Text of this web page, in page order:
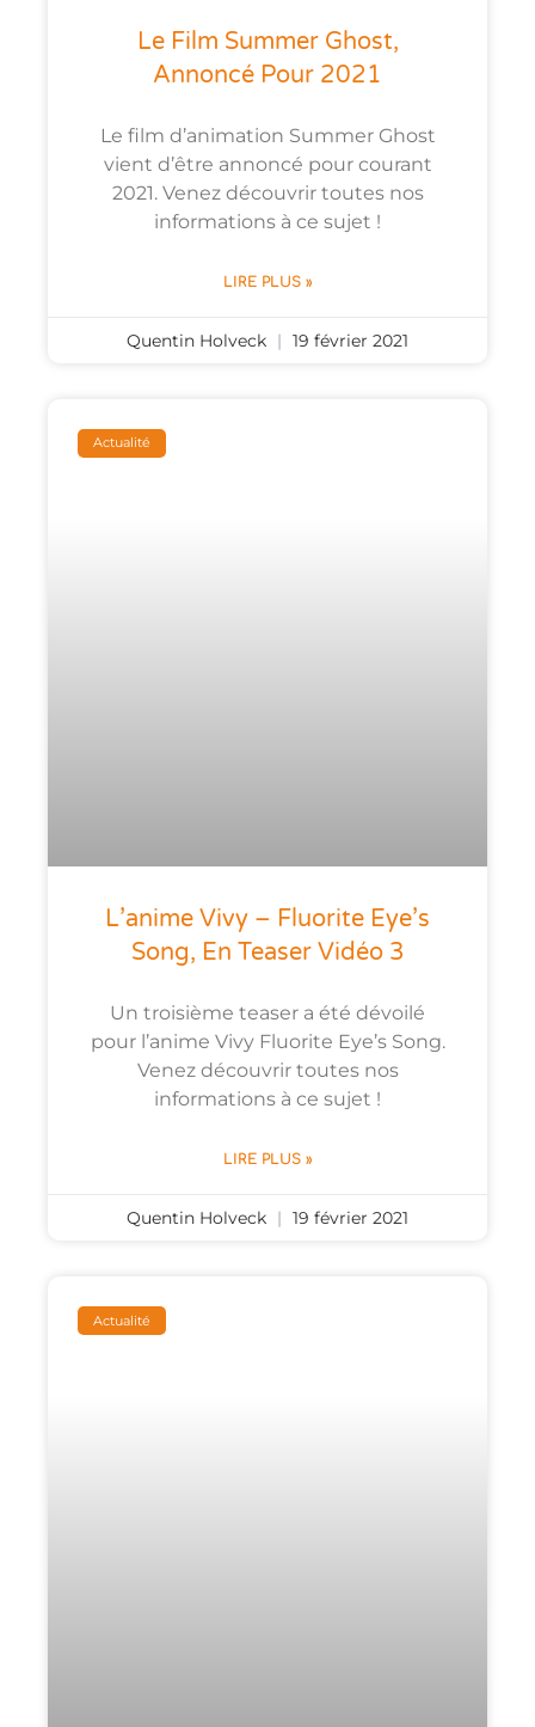
Le Film Summer Ghost,
Annoncé Pour 2021
Le film d’animation Summer Ghost
vient d’être annoncé pour courant
2021. Venez découvrir toutes nos
informations à ce sujet !
LIRE PLUS »
Quentin Holveck 19 février 2021
Actualité
L’anime Vivy – Fluorite Eye’s
Song, En Teaser Vidéo 3
Un troisième teaser a été dévoilé
pour l’anime Vivy Fluorite Eye’s Song.
Venez découvrir toutes nos
informations à ce sujet !
LIRE PLUS »
Quentin Holveck 19 février 2021
Actualité